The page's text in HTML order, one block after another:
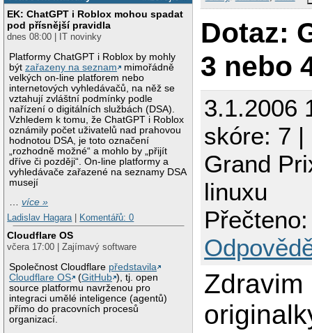
EK: ChatGPT i Roblox mohou spadat
pod přísnější pravidla
dnes 08:00 | IT novinky
Platformy ChatGPT i Roblox by mohly
býtzařazeny na seznam
mimořádně
velkých on-line platforem nebo
internetových vyhledávačů, na něž se
vztahují zvláštní podmínky podle
nařízení o digitálních službách (DSA).
Vzhledem k tomu, že ChatGPT i Roblox
oznámily počet uživatelů nad prahovou
hodnotou DSA, je toto označení
„rozhodně možné“ a mohlo by „přijít
dříve či později“. On-line platformy a
vyhledávače zařazené na seznamy DSA
musejí
…více »
Ladislav Hagara
Komentářů: 0
Cloudflare OS
včera 17:00 | Zajímavý software
Společnost Cloudflare představila
Cloudflare OS
(GitHub ), tj. open
source platformu navrženou pro
integraci umělé inteligence (agentů)
přímo do pracovních procesů
organizací.
Dotaz:
3 nebo
3.1.2006
skóre: 7
Grand
linuxu
Zdravim